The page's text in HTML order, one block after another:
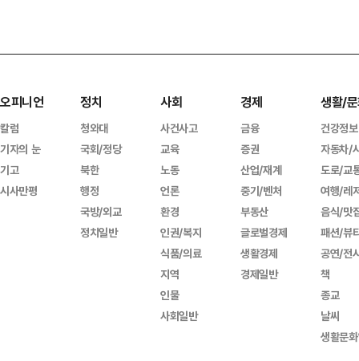
오피니언
칼럼
기자의 눈
기고
시사만평
정치
청와대
국회/정당
북한
행정
국방/외교
정치일반
사회
사건사고
교육
노동
언론
환경
인권/복지
식품/의료
지역
인물
사회일반
경제
금융
증권
산업/재계
중기/벤처
부동산
글로벌경제
생활경제
경제일반
생활/
건강정보
자동차/
도로/교
여행/레
음식/맛
패션/뷰
공연/전
책
종교
날씨
생활문